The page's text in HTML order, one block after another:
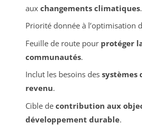
aux changements climatiques.
Priorité donnée à l’optimisation
Feuille de route pour protéger
communautés.
Inclut les besoins des systèmes
revenu.
Cible de contribution aux
développement durable.